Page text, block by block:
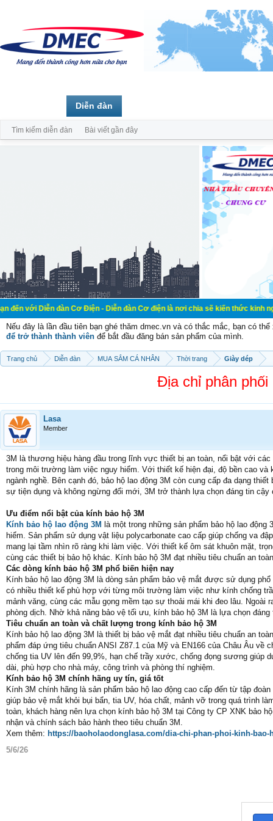
đàn Cơ Điện - Diễn đàn Cơ điện là nơi chia sẽ kiến thức kinh nghiệm
Nếu đây là lần đầu tiên bạn ghé thăm dmec.vn và có thắc mắc, bạn có
để trở thành thành viên để bắt đầu đăng bán sản phẩm của mình.
Trang chủ Diễn đàn MUA SẮM CÁ NHÂN Thời trang Giày dép
Địa chỉ phân
Lasa
Member
3M là thương hiệu hàng đầu trong lĩnh vực thiết bị an toàn, nổi bật với
trong môi trường làm việc nguy hiểm. Với thiết kế hiện đại, độ bền cao
ngành nghề. Bên cạnh đó, bảo hộ lao động 3M còn cung cấp đa dạng
sự tiện dụng và không ngừng đổi mới, 3M trở thành lựa chọn đáng tin
Ưu điểm nổi bật của kính bảo hộ 3M
Kính bảo hộ lao động 3M là một trong những sản phẩm bảo hộ lao
hiểm. Sản phẩm sử dụng vật liệu polycarbonate cao cấp giúp chống va
mang lại tầm nhìn rõ ràng khi làm việc. Với thiết kế ôm sát khuôn mặt,
cùng các thiết bị bảo hộ khác. Kính bảo hộ 3M đạt nhiều tiêu chuẩn an
Các dòng kính bảo hộ 3M phổ biến hiện nay
Kính bảo hộ lao động 3M là dòng sản phẩm bảo vệ mắt được sử dụng
có nhiều thiết kế phù hợp với từng môi trường làm việc như kính chống
mảnh văng, cùng các mẫu gọng mềm tạo sự thoải mái khi đeo lâu.
phòng dịch. Nhờ khả năng bảo vệ tối ưu, kính bảo hộ 3M là lựa chọn
Tiêu chuẩn an toàn và chất lượng trong kính bảo hộ 3M
Kính bảo hộ lao động 3M là thiết bị bảo vệ mắt đạt nhiều tiêu chuẩn an
phẩm đáp ứng tiêu chuẩn ANSI Z87.1 của Mỹ và EN166 của Châu Âu về
chống tia UV lên đến 99,9%, hạn chế trầy xước, chống đọng sương giúp
dài, phù hợp cho nhà máy, công trình và phòng thí nghiệm.
Kính bảo hộ 3M chính hãng uy tín, giá tốt
Kính 3M chính hãng là sản phẩm bảo hộ lao động cao cấp đến từ tập
giúp bảo vệ mắt khỏi bụi bẩn, tia UV, hóa chất, mảnh vỡ trong quá trình
toàn, khách hàng nên lựa chọn kính bảo hộ 3M tại Công ty CP XNK bảo
nhận và chính sách bảo hành theo tiêu chuẩn 3M.
Xem thêm: https://baoholaodonglasa.com/dia-chi-phan-phoi-kinh-bao-
5/6/26
Diễn đàn
Tìm kiếm diễn đàn Bài viết gần đây